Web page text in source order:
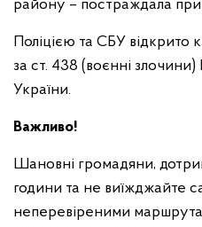
району – постраждала
Поліцією та СБУ відкрито
за ст. 438 (воєнні
України.
Важливо!
Шановні громадяни,
години та не виїжджайте
неперевіреними